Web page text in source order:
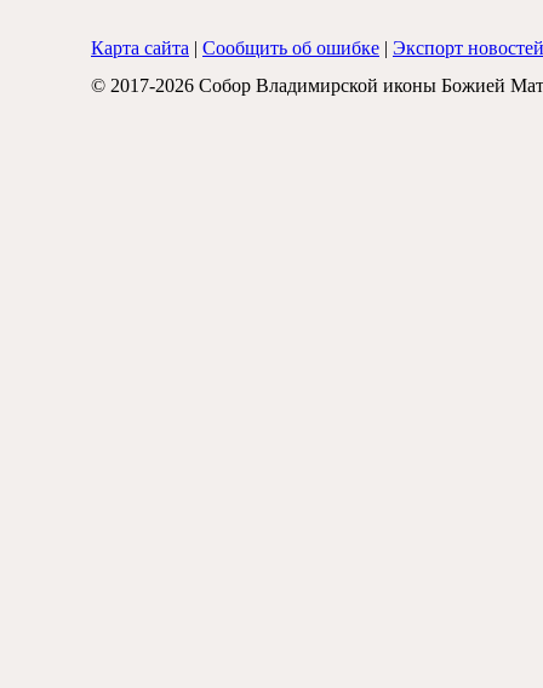
Карта сайта | Сообщить об ошибке | Экспорт новостей
© 2017-2026 Собор Владимирской иконы Божией